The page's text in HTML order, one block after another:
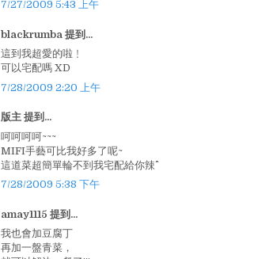
7/27/2009 5:43 上午
blackrumba 提到...
這到我超愛的啦﹗
可以宅配嗎 XD
7/28/2009 2:20 上午
版主 提到...
呵呵呵呵~~~
MIFI手藝可比我好多了呢~
這道菜超簡單輪不到我宅配給你辣^^
7/28/2009 5:38 下午
amay1115 提到...
我也會加豆腐丁
再加一盤青菜，